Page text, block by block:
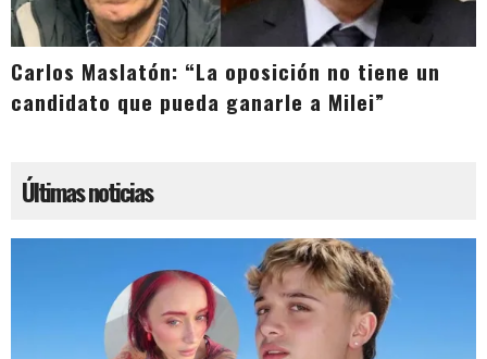
Carlos Maslatón: “La oposición no tiene un
candidato que pueda ganarle a Milei”
Últimas noticias